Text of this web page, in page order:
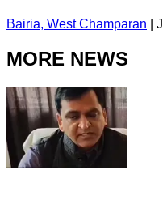
Bairia, West Champaran
MORE NEWS